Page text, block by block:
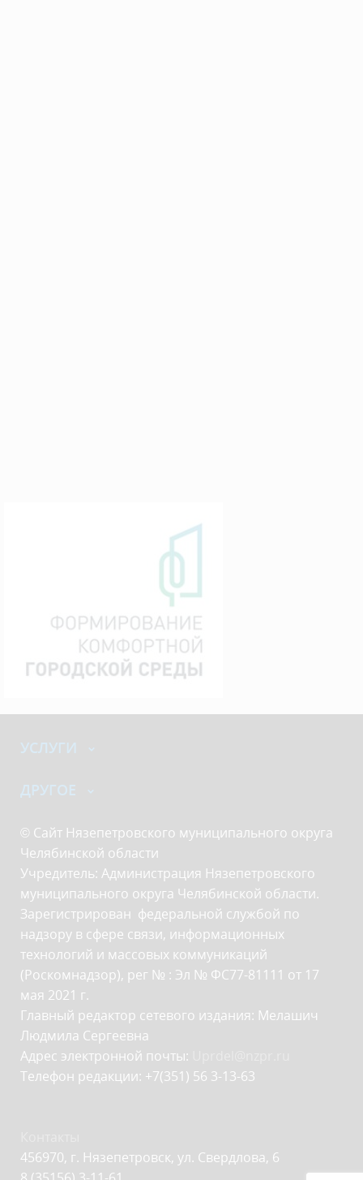
УСЛУГИ
ДРУГОЕ
© Сайт Нязепетровского муниципального округа
Челябинской области
Учредитель: Администрация Нязепетровского
муниципального округа Челябинской области.
Зарегистрирован федеральной службой по
надзору в сфере связи, информационных
технологий и массовых коммуникаций
(Роскомнадзор), рег № : Эл № ФС77-81111 от 17
мая 2021 г.
Главный редактор сетевого издания: Мелашич
Людмила Сергеевна
Адрес электронной почты:
Телефон редакции: +7(351) 56 3-13-63
456970, г. Нязепетровск, ул. Свердлова, 6